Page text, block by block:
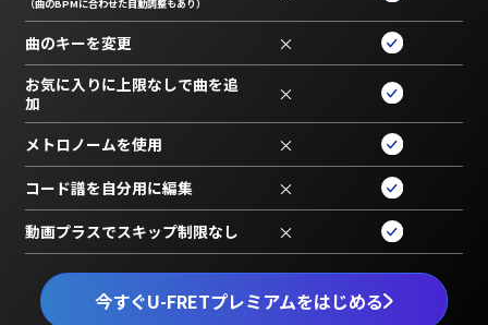
今すぐU-FRETプレミアムをはじめる
曲のキーを変更 ×
お気に入りに上限なしで曲を追
加
×
メトロノームを使用 ×
コード譜を自分用に編集 ×
動画プラスでスキップ制限なし ×